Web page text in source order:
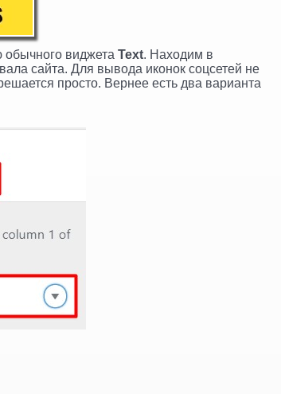
виджета Text. Находим в
сайта. Для вывода иконок соцсетей не
просто. Вернее есть два варианта